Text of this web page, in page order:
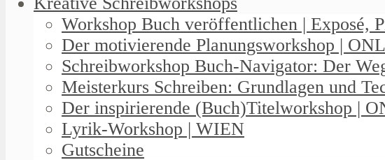
Workshop Buch veröffentlichen | Exposé,
Der motivierende Planungsworkshop |
Schreibworkshop Buch-Navigator: Der
Meisterkurs Schreiben: Grundlagen und
Der inspirierende (Buch)Titelworkshop |
Lyrik-Workshop | WIEN
Gutscheine